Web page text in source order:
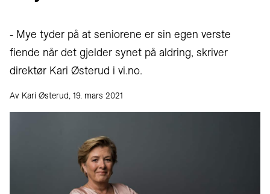
- Mye tyder på at seniorene er sin egen verste
fiende når det gjelder synet på aldring, skriver
direktør Kari Østerud i vi.no.
Av Kari Østerud, 19. mars 2021